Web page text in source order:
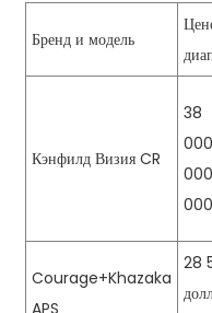
Бренд и модель
Кэнфилд Визия CR
38
000
Courage+Khazaka
28